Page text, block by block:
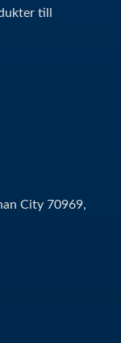
till
City 70969,